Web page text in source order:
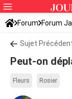
Forum Forum
Sujet
Peut-on
Fleurs Rosier